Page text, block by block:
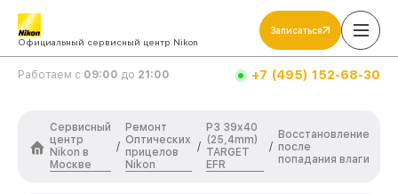
Официальный сервисный центр Nikon
Записаться
Работаем с 09:00 до 21:00 +7 (495) 152-68-30
Сервисный
центр
Nikon в
Москве
/
Ремонт
Оптических
прицелов
Nikon
/
P3 39x40
(25,4mm)
TARGET
EFR
/
Восстановление
после
попадания влаги